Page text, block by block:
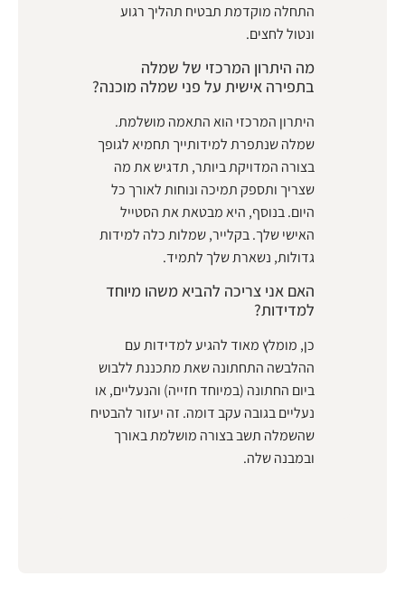
התחלה מוקדמת תבטיח תהליך רגוע
ונטול לחצים.
מה היתרון המרכזי של שמלה
בתפירה אישית על פני שמלה מוכנה?
היתרון המרכזי הוא התאמה מושלמת.
שמלה שנתפרת למידותייך תחמיא לגופך
בצורה המדויקת ביותר, תדגיש את מה
שצריך ותספק תמיכה ונוחות לאורך כל
היום. בנוסף, היא מבטאת את הסטייל
האישי שלך. בקלייר, שמלות כלה למידות
גדולות, נשארת שלך לתמיד.
האם אני צריכה להביא משהו מיוחד
למדידות?
כן, מומלץ מאוד להגיע למדידות עם
ההלבשה התחתונה שאת מתכננת ללבוש
ביום החתונה (במיוחד חזייה) והנעליים, או
נעליים בגובה עקב דומה. זה יעזור להבטיח
שהשמלה תשב בצורה מושלמת באורך
ובמבנה שלה.